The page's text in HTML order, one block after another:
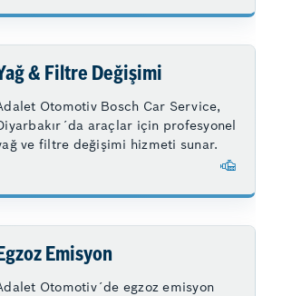
& Filtre Değişimi
Otomotiv Bosch Car Service,
araçlar için profesyonel
ve filtre değişimi hizmeti sunar.
Egzoz Emisyon
Otomotiv´de egzoz emisyon